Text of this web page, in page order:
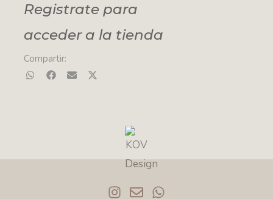
Registrate para
acceder a la tienda
Compartir:
n n h